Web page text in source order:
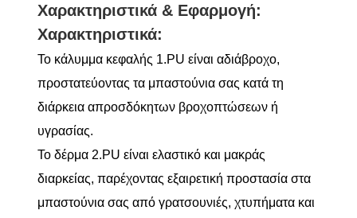
Χαρακτηριστικά & Εφαρμογή:
Χαρακτηριστικά:
Το κάλυμμα κεφαλής 1.PU είναι αδιάβροχο,
προστατεύοντας τα μπαστούνια σας κατά τη
διάρκεια απροσδόκητων βροχοπτώσεων ή
υγρασίας.
Το δέρμα 2.PU είναι ελαστικό και μακράς
διαρκείας, παρέχοντας εξαιρετική προστασία στα
μπαστούνια σας από γρατσουνιές, χτυπήματα και